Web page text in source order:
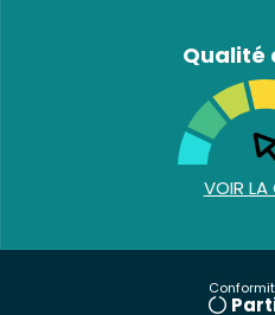
Qualité
VOIR LA